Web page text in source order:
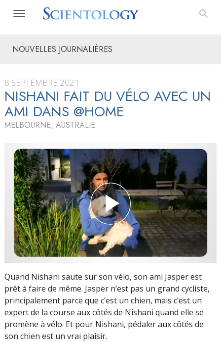
NOUVELLES JOURNALIÈRES
8 SEPTEMBRE 2021
NISHANI FAIT DU VÉLO AVEC UN
AMI DANS @HOME
MELBOURNE, AUSTRALIE
Quand Nishani saute sur son vélo, son ami Jasper est
prêt à faire de même. Jasper n’est pas un grand cycliste,
principalement parce que c’est un chien, mais c’est un
expert de la course aux côtés de Nishani quand elle se
promène à vélo. Et pour Nishani, pédaler aux côtés de
son chien est un vrai plaisir.